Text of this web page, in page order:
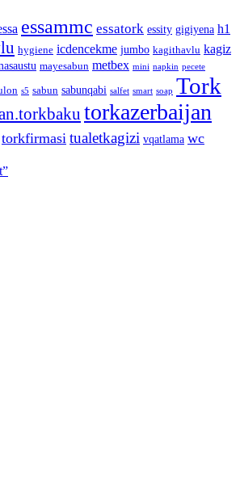
essammc essatork essity gigiyena h1
hygiene icdencekme jumbo kagithavlu kagiz
mayesabun metbex mini napkin pecete
s5 sabun sabunqabi salfet smart soap Tork
torkazerbaijan
torkfirmasi tualetkagizi vqatlama wc
”